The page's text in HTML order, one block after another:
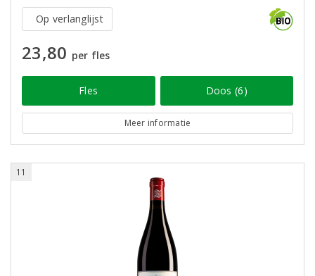
Op verlanglijst
23,80 per fles
Fles Doos (6)
Meer informatie
11